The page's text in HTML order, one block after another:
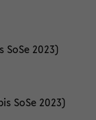
2023)
SoSe 2023)